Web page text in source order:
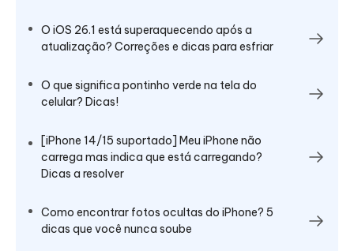
O iOS 26.1 está superaquecendo após a
atualização? Correções e dicas para esfriar
O que significa pontinho verde na tela do
celular? Dicas!
[iPhone 14/15 suportado] Meu iPhone não
carrega mas indica que está carregando?
Dicas a resolver
Como encontrar fotos ocultas do iPhone? 5
dicas que você nunca soube